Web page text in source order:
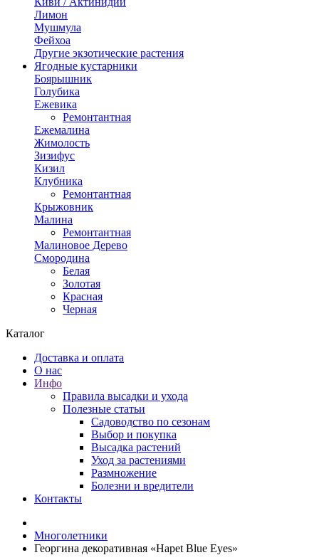
Лимон
Мушмула
Фейхоа
Другие экзотические растения
Ягодные кустарники
Боярышник
Голубика
Ежевика
Ремонтантная
Ежемалина
Жимолость
Зизифус
Кизил
Клубника
Ремонтантная
Крыжовник
Малина
Ремонтантная
Малиновое Дерево
Смородина
Белая
Золотая
Красная
Черная
Каталог
Доставка и оплата
О нас
Инфо
Правила высадки и ухода
Полезные статьи
Садоводство по сезонам
Выбор и покупка
Высадка растений
Уход за растениями
Размножение
Болезни и вредители
Контакты
Многолетники
Георгина декоративная «Hapet Blue Eyes»